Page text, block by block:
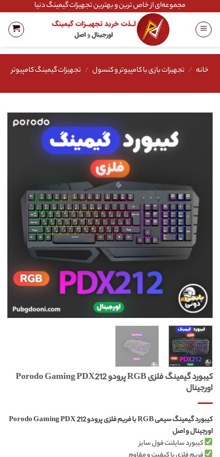
content
مجموعه‌ای از خاص ترین و بهترین تجهیزات گیمینگ دنیا
خانه / تجهیزات بازی با کامپیوتر و کنسول / تجهیزات گیمینگ کامپیوتر
کیبورد گیمینگ فلزی RGB پرودو Porodo Gaming PDX212
اورجینال
کیبورد گیمینگ سیمی RGB با فریم فلزی پرودو Porodo Gaming PDX 212
اورجینال و اصل
کیبورد سایلنت فول سایز